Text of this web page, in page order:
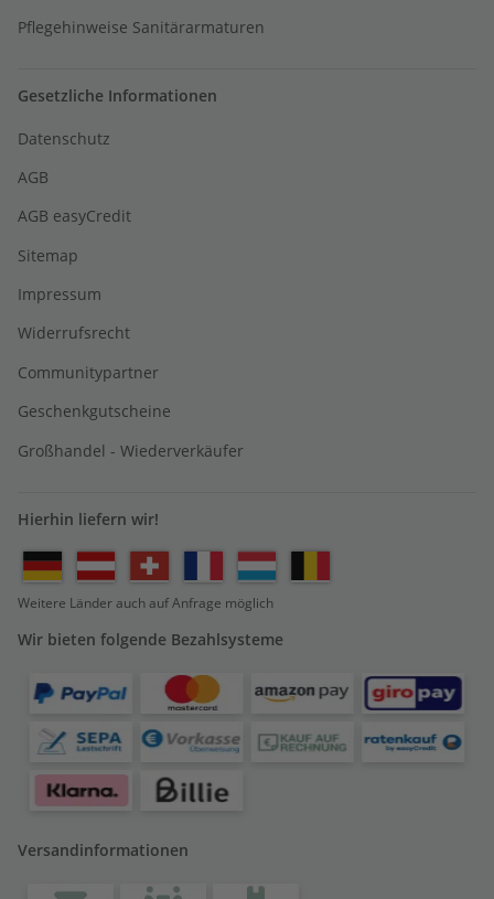
Pflegehinweise Sanitärarmaturen
Gesetzliche Informationen
Datenschutz
AGB
AGB easyCredit
Sitemap
Impressum
Widerrufsrecht
Communitypartner
Geschenkgutscheine
Großhandel - Wiederverkäufer
Hierhin liefern wir!
Weitere Länder auch auf Anfrage möglich
Wir bieten folgende Bezahlsysteme
Versandinformationen